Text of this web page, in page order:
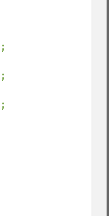
;
;
;